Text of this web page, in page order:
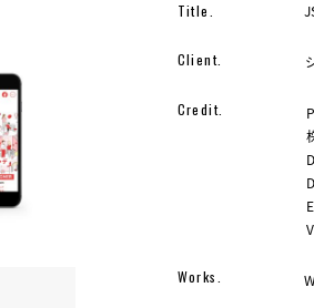
Title.
Client.
Credit.
Works.